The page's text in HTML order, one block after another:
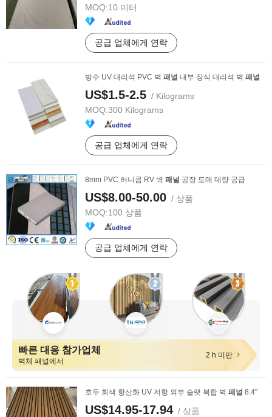
MOQ:10 미터
공급 업체에게 연락
방수 UV 대리석 PVC 벽 패널 내부 장식 대리석 벽 패널
US$1.5-2.5 / Kilograms
MOQ:300 Kilograms
공급 업체에게 연락
8mm PVC 허니콤 RV 벽 패널 공장 도매 대량 공급
US$8.00-50.00 / 상품
MOQ:100 상품
공급 업체에게 연락
빠른 대응 참가업체
벽체 패널에서
2 h 미만
호두 회색 항산화 UV 저항 외부 슬랫 복합 벽 패널 8.4"
US$14.95-17.94 / 상품